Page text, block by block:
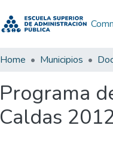
Home Municipios
Programa
Caldas